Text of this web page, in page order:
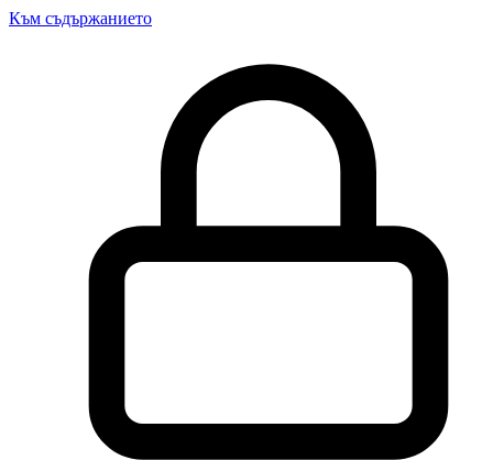
Към съдържанието